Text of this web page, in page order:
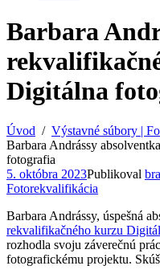
Barbara
Digitálna
Úvod
Výstavné súbory |
Barbara Andrássy
fotografia
5. októbra 2023Publikoval
Fotorekvalifikácia
Barbara Andrássy, úspešná
rekvalifikačného kurzu
rozhodla svoju záverečnú
fotografickému projektu.